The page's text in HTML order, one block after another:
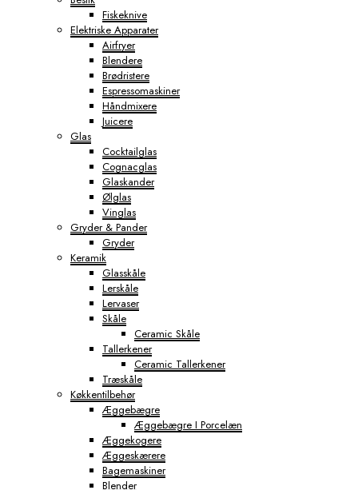
Fiskeknive
Elektriske Apparater
Airfryer
Blendere
Brødristere
Espressomaskiner
Håndmixere
Juicere
Glas
Cocktailglas
Cognacglas
Glaskander
Ølglas
Vinglas
Gryder & Pander
Gryder
Keramik
Glasskåle
Lerskåle
Lervaser
Skåle
Ceramic Skåle
Tallerkener
Ceramic Tallerkener
Træskåle
Køkkentilbehør
Æggebægre
Æggebægre I Porcelæn
Æggekogere
Æggeskærere
Bagemaskiner
Blender